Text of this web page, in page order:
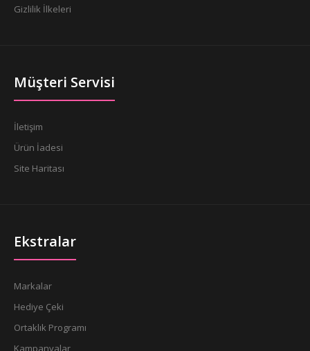
Gizlilik İlkeleri
Müşteri Servisi
İletişim
Ürün İadesi
Site Haritası
Ekstralar
Markalar
Hediye Çeki
Ortaklık Programı
Kampanyalar